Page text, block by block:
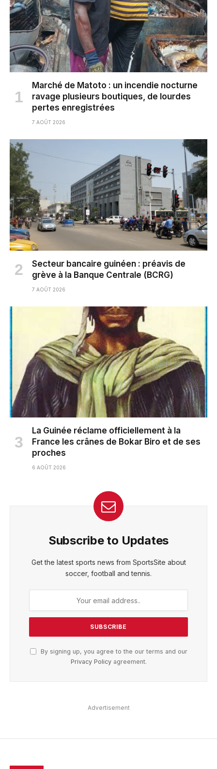
Marché de Matoto : un incendie nocturne
ravage plusieurs boutiques, de lourdes
pertes enregistrées
7 AOÛT 2026
Secteur bancaire guinéen : préavis de
grève à la Banque Centrale (BCRG)
7 AOÛT 2026
La Guinée réclame officiellement à la
France les crânes de Bokar Biro et de ses
proches
6 AOÛT 2026
Subscribe to Updates
Get the latest sports news from SportsSite about
soccer, football and tennis.
By signing up, you agree to the our terms and our
Privacy Policyagreement.
Advertisement